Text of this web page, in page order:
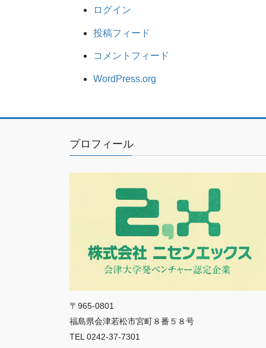
ログイン
投稿フィード
コメントフィード
WordPress.org
プロフィール
〒965-0801
福島県会津若松市宮町８番５８号
TEL 0242-37-7301